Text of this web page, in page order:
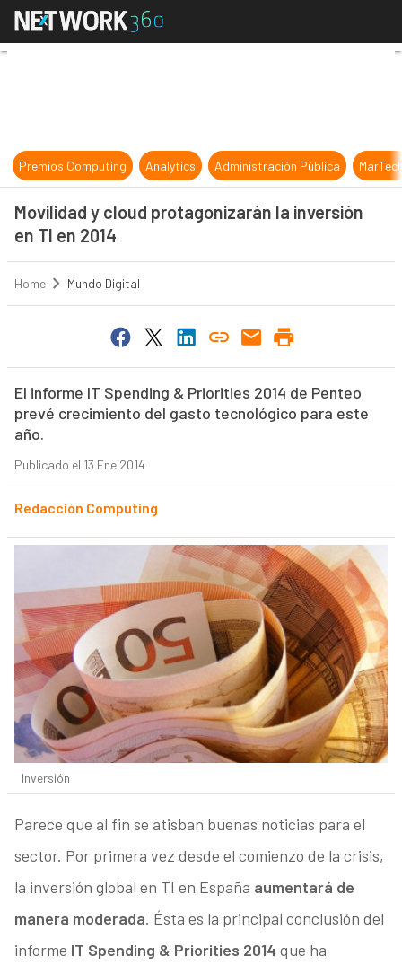
Movilidad y cloud protagonizarán
Premios Computing Analytics Administración Pública
Movilidad y cloud protagonizarán la inversión
en TI en 2014
Home Mundo Digital
El informe IT Spending & Priorities 2014 de Penteo
prevé crecimiento del gasto tecnológico para este
año.
Publicado el 13 Ene 2014
Redacción Computing
Inversión
Parece que al fin se atisban buenas noticias para el
sector. Por primera vez desde el comienzo de la crisis,
la inversión global en TI en España aumentará de
manera moderada. Ésta es la principal conclusión del
informe IT Spending & Priorities 2014 que ha